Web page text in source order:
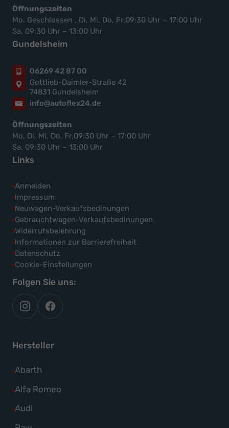
Öffnungszeiten
Mo. Geschlossen , Di, Mi, Do, Fr,09:30 Uhr – 17:00 Uhr
Sa, 09:30 Uhr – 13:00 Uhr
Gundelsheim
06269 42 87 00
Gottlieb-Daimler-Straße 42
74831 Gundelsheim
info@autoflex24.de
Öffnungszeiten
Mo, Di, Mi, Do, Fr,09:30 Uhr – 17:00 Uhr
Sa, 09:30 Uhr – 13:00 Uhr
Links
Anmelden
Impressum
Neuwagen-Verkaufsbedinungen
Gebrauchtwagen-Verkaufsbedinungen
Widerrufsbelehrung
Informationen zur Barrierefreiheit
Datenschutz
Cookie-Einstellungen
Folgen Sie uns:
autoflex
auf
autoflex24
auf
Hersteller
Abarth
Alle
Fahrzeuge
Abarth
Alfa Romeo
Alle
Fahrzeuge
Audi
Alle
Fahrzeuge